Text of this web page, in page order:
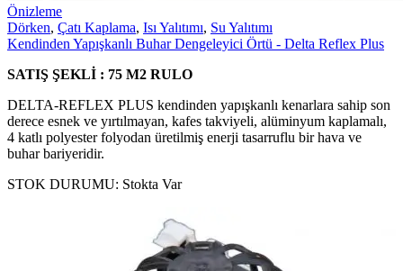
Önizleme
Dörken, Çatı Kaplama, Isı Yalıtımı, Su Yalıtımı
Kendinden Yapışkanlı Buhar Dengeleyici Örtü - Delta Reflex Plus
SATIŞ ŞEKLİ : 75 M2 RULO
DELTA-REFLEX PLUS kendinden yapışkanlı kenarlara sahip son
derece esnek ve yırtılmayan, kafes takviyeli, alüminyum kaplamalı,
4 katlı polyester folyodan üretilmiş enerji tasarruflu bir hava ve
buhar bariyeridir.
STOK DURUMU: Stokta Var